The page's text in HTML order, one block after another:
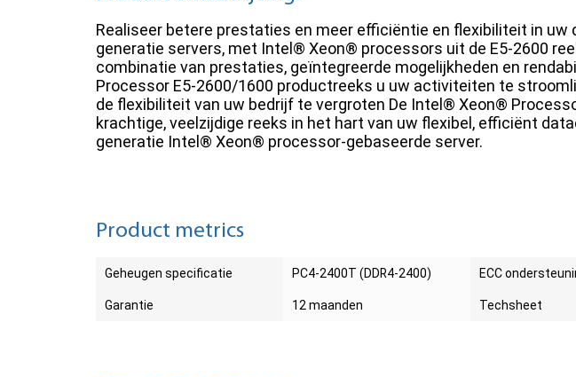
Socket
Realiseer betere prestaties en meer efficiëntie en flexibiliteit in uw
generatie servers, met Intel® Xeon® processors uit de E5-2600
combinatie van prestaties, geïntegreerde mogelijkheden en
Processor E5-2600/1600 productreeks u uw activiteiten te
de flexibiliteit van uw bedrijf te vergroten De Intel® Xeon®
krachtige, veelzijdige reeks in het hart van uw flexibel, efficiënt
generatie Intel® Xeon® processor-gebaseerde server.
Product metrics
Geheugen specificatie PC4-2400T (DDR4-2400) ECC
Garantie 12 maanden Techsheet